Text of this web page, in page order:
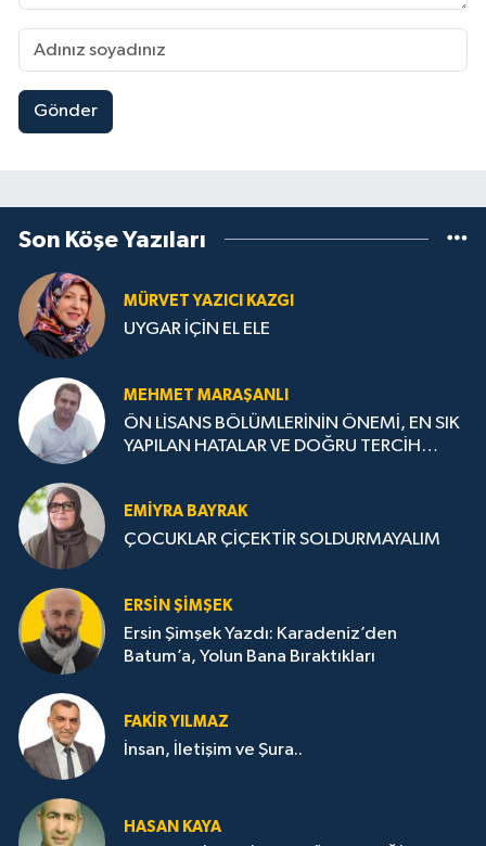
Gönder
Son Köşe Yazıları
MÜRVET YAZICI KAZGI
UYGAR İÇİN EL ELE
MEHMET MARAŞANLI
ÖN LİSANS BÖLÜMLERİNİN ÖNEMİ, EN SIK
YAPILAN HATALAR VE DOĞRU TERCİH
EMIYRA BAYRAK
ÇOCUKLAR ÇİÇEKTİR SOLDURMAYALIM
ERSIN ŞIMŞEK
Ersin Şimşek Yazdı: Karadeniz’den
Batum’a, Yolun Bana Bıraktıkları
FAKIR YILMAZ
İnsan, İletişim ve Şura..
HASAN KAYA